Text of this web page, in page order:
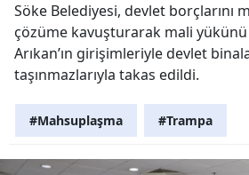
Söke Belediyesi, devlet borçlarını
çözüme kavuşturarak mali
Arıkan’ın girişimleriyle devlet
taşınmazlarıyla takas edildi.
#Mahsuplaşma #Trampa